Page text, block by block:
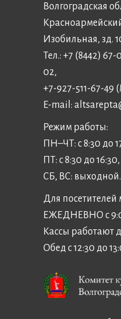
Волгоградская
Изобильная, зд.
Тел.: +7 (8442)
02,
+7-927-511-67-49
E-mail:
Режим работы:
ПН–ЧТ: с 8:30 до
ПТ: с 8:30 до 16:30,
СБ, ВС: выходной.
Для посетителей
ЕЖЕДНЕВНО с
Кассы работают
Обед с 12:30 до